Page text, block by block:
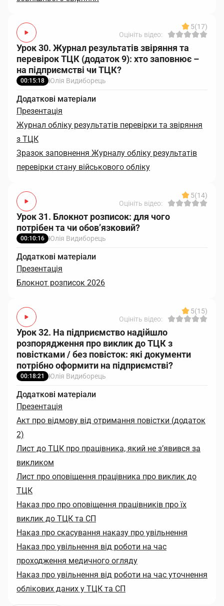
5(17)
Оцініть відео:
Урок 30. Журнал результатів звіряння та
перевірок ТЦК (додаток 9): хто заповнює –
на підприємстві чи ТЦК?
00:15:18 Юлія Видиборець
Додаткові матеріали
Презентація
Журнал обліку результатів перевірки та звіряння
з ТЦК
Зразок заповнення Журналу обліку результатів
перевірки стану військового обліку
5(14)
Оцініть відео:
Урок 31. Блокнот розписок: для чого
потрібен та чи обов’язковий?
00:10:16 Юлія Видиборець
Додаткові матеріали
Презентація
Блокнот розписок 2026
5(15)
Оцініть відео:
Урок 32. На підприємство надійшло
розпорядження про виклик до ТЦК з
повістками / без повісток: які документи
потрібно оформити на підприємстві?
00:18:21 Юлія Видиборець
Додаткові матеріали
Презентація
Акт про відмову від отримання повістки (додаток
2)
Лист до ТЦК про працівника, який не з’явився за
викликом
Лист про оповіщення працівника про виклик до
ТЦК
Наказ про про оповіщення працівників про їх
виклик до ТЦК та СП
Наказ про скасування наказу про увільнення
Наказ про увільнення від роботи на час
проходження медичного огляду
Наказ про увільнення від роботи на час уточнення
облікових даних у ТЦК та СП